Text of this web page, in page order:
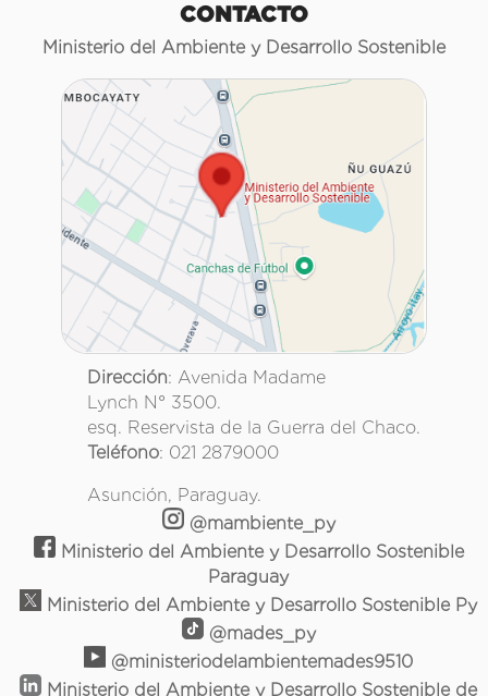
CONTACTO
Ministerio del Ambiente y Desarrollo Sostenible
Dirección: Avenida Madame
Lynch N° 3500.
esq. Reservista de la Guerra del Chaco.
Teléfono: 021 2879000
Asunción, Paraguay.
@mambiente_py
Ministerio del Ambiente y Desarrollo Sostenible
Paraguay
Ministerio del Ambiente y Desarrollo Sostenible Py
@mades_py
@ministeriodelambientemades9510
Ministerio del Ambiente y Desarrollo Sostenible de